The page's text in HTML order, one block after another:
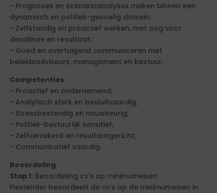
- Prognoses en scenarioanalyses maken binnen een
dynamisch en politiek-gevoelig domein;
- Zelfstandig en proactief werken, met oog voor
deadlines en resultaat;
- Goed en overtuigend communiceren met
beleidsadviseurs, management en bestuur.
Competenties
- Proactief en ondernemend;
- Analytisch sterk en besluitvaardig;
- Stressbestendig en nauwkeurig;
- Politiek-bestuurlijk sensitief;
- Zelfverzekerd en resultaatgericht;
- Communicatief vaardig.
Beoordeling
Stap 1: Beoordeling cv’s op minimumeisen
Flextender beoordeelt de cv’s op de minimumeisen in